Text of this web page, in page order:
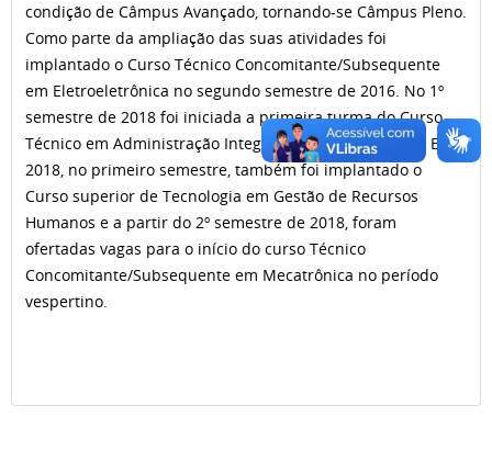
condição de Câmpus Avançado, tornando-se Câmpus Pleno.
Como parte da ampliação das suas atividades foi
implantado o Curso Técnico Concomitante/Subsequente
em Eletroeletrônica no segundo semestre de 2016. No 1º
semestre de 2018 foi iniciada a primeira turma do Curso
Técnico em Administração Integrado ao Ensino Médio. Em
2018, no primeiro semestre, também foi implantado o
Curso superior de Tecnologia em Gestão de Recursos
Humanos e a partir do 2º semestre de 2018, foram
ofertadas vagas para o início do curso Técnico
Concomitante/Subsequente em Mecatrônica no período
vespertino.